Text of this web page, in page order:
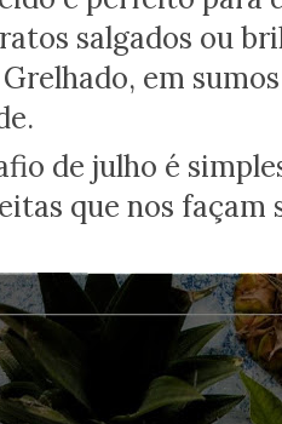
salgados ou
em
de julho é
que nos